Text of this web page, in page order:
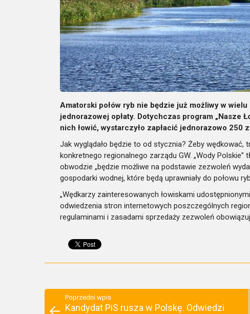
Amatorski połów ryb nie będzie już możliwy w
jednorazowej opłaty. Dotychczas program „Nasze
nich łowić, wystarczyło zapłacić jednorazowo 250
Jak wyglądało będzie to od stycznia? Żeby
konkretnego regionalnego zarządu GW. „Wody
obwodzie „będzie możliwe na podstawie zezwoleń
gospodarki wodnej, które będą uprawniały do połowu
„Wędkarzy zainteresowanych łowiskami
odwiedzenia stron internetowych poszczególnych
regulaminami i zasadami sprzedaży zezwoleń
Poprzedni wpis
Kandydat PiS rusza w Polskę. Odwiedzi